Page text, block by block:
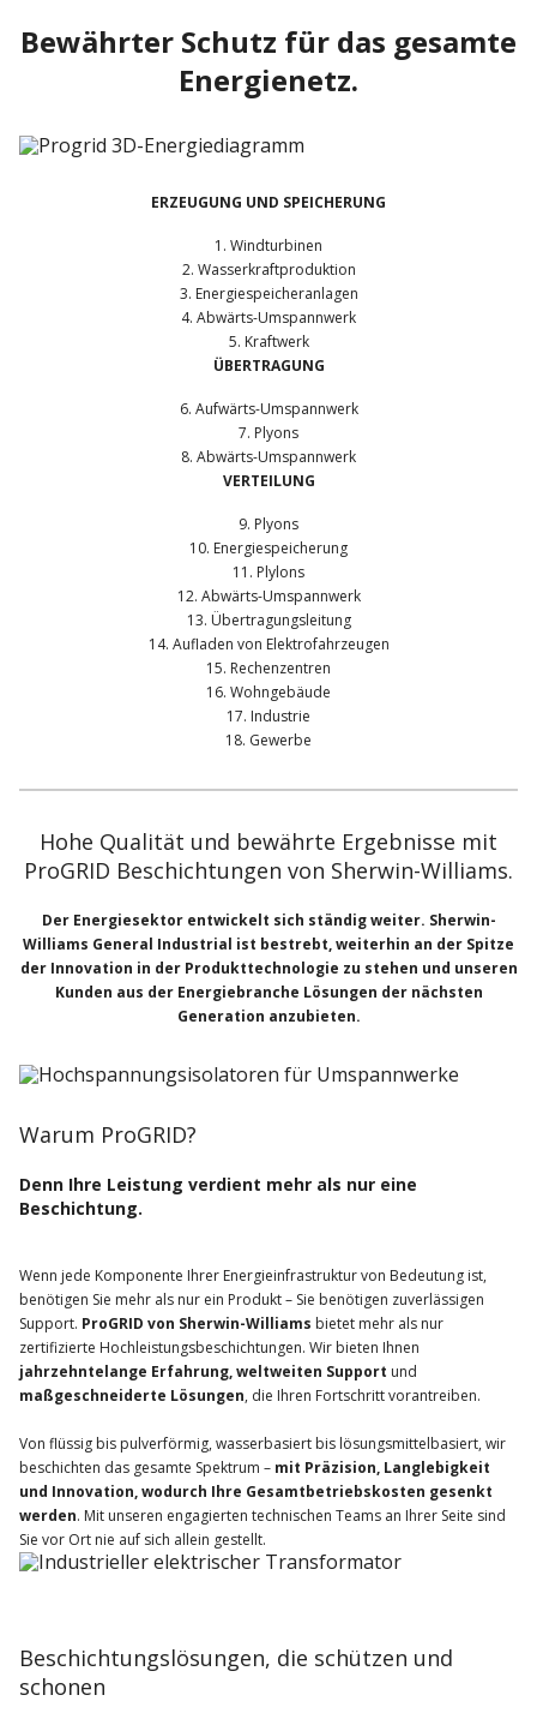
Bewährter Schutz für das gesamte
Energienetz.
ERZEUGUNG UND SPEICHERUNG
1. Windturbinen
2. Wasserkraftproduktion
3. Energiespeicheranlagen
4. Abwärts-Umspannwerk
5. Kraftwerk
ÜBERTRAGUNG
6. Aufwärts-Umspannwerk
7. Plyons
8. Abwärts-Umspannwerk
VERTEILUNG
9. Plyons
10. Energiespeicherung
11. Plylons
12. Abwärts-Umspannwerk
13. Übertragungsleitung
14. Aufladen von Elektrofahrzeugen
15. Rechenzentren
16. Wohngebäude
17. Industrie
18. Gewerbe
Hohe Qualität und bewährte Ergebnisse mit
ProGRID Beschichtungen von Sherwin-Williams.
Der Energiesektor entwickelt sich ständig weiter. Sherwin-
Williams General Industrial ist bestrebt, weiterhin an der Spitze
der Innovation in der Produkttechnologie zu stehen und unseren
Kunden aus der Energiebranche Lösungen der nächsten
Generation anzubieten.
Warum ProGRID?
Denn Ihre Leistung verdient mehr als nur eine
Beschichtung.
Wenn jede Komponente Ihrer Energieinfrastruktur von Bedeutung ist,
benötigen Sie mehr als nur ein Produkt – Sie benötigen zuverlässigen
Support. ProGRID von Sherwin-Williams bietet mehr als nur
zertifizierte Hochleistungsbeschichtungen. Wir bieten Ihnen
jahrzehntelange Erfahrung, weltweiten Support und
maßgeschneiderte Lösungen, die Ihren Fortschritt vorantreiben.
Von flüssig bis pulverförmig, wasserbasiert bis lösungsmittelbasiert, wir
beschichten das gesamte Spektrum – mit Präzision, Langlebigkeit
und Innovation, wodurch Ihre Gesamtbetriebskosten gesenkt
werden. Mit unseren engagierten technischen Teams an Ihrer Seite sind
Sie vor Ort nie auf sich allein gestellt.
Beschichtungslösungen, die schützen und
schonen